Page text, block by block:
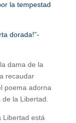
la tempestad
dorada!”-
dama de la
recaudar
poema adorna
de la Libertad.
Libertad está